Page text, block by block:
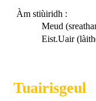
Àm stiùiridh :
Meud
Eist.Uair
Tuairisgeul